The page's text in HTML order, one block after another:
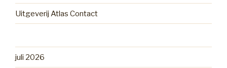
Uitgeverij Atlas Contact
juli 2026